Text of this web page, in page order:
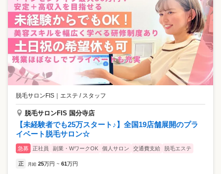
脱毛サロンFIS エステ / スタッフ
脱毛サロンFIS 国分寺店
【未経験者でも25万スタート♪】全国19店舗展開のプラ
イベート脱毛サロン☆
急募 正社員 副業・WワークOK 個人サロン 交通費支給 脱毛エステ
正 月給 25万円 ~ 61万円